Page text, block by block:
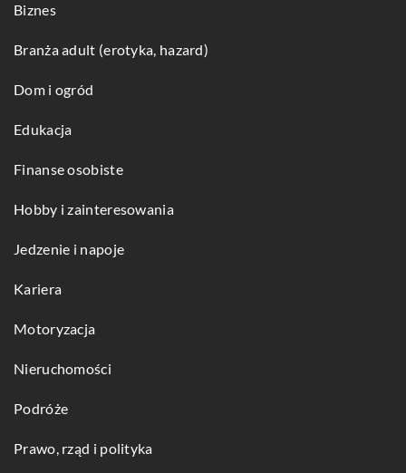
Biznes
Branża adult (erotyka, hazard)
Dom i ogród
Edukacja
Finanse osobiste
Hobby i zainteresowania
Jedzenie i napoje
Kariera
Motoryzacja
Nieruchomości
Podróże
Prawo, rząd i polityka